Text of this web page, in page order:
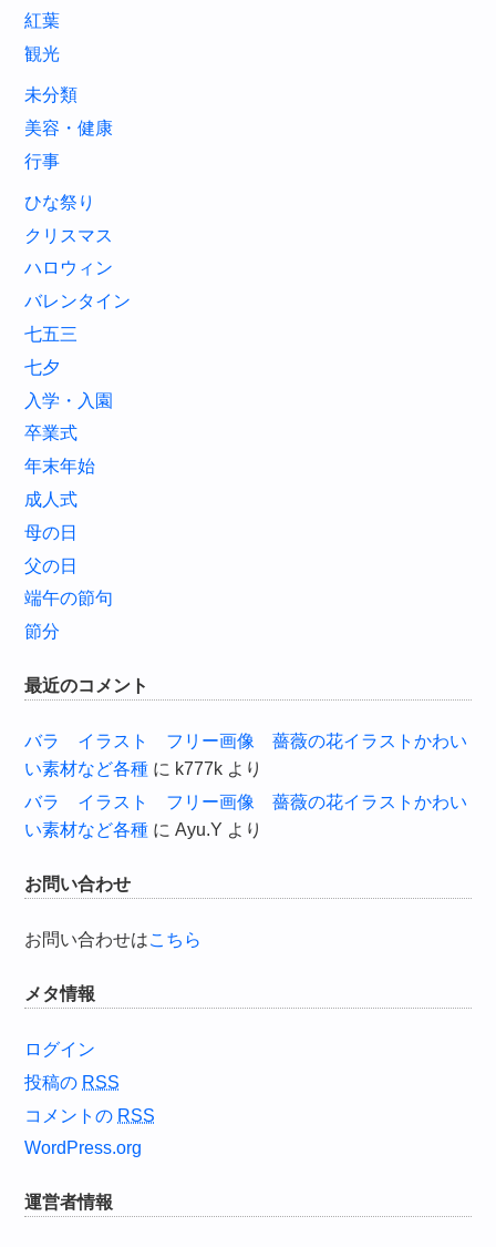
紅葉
観光
未分類
美容・健康
行事
ひな祭り
クリスマス
ハロウィン
バレンタイン
七五三
七夕
入学・入園
卒業式
年末年始
成人式
母の日
父の日
端午の節句
節分
最近のコメント
バラ イラスト フリー画像 薔薇の花イラストかわい
い素材など各種 に k777k より
バラ イラスト フリー画像 薔薇の花イラストかわい
い素材など各種 にAyu.Y より
お問い合わせ
お問い合わせはこちら
メタ情報
ログイン
投稿の RSS
コメントの RSS
WordPress.org
運営者情報